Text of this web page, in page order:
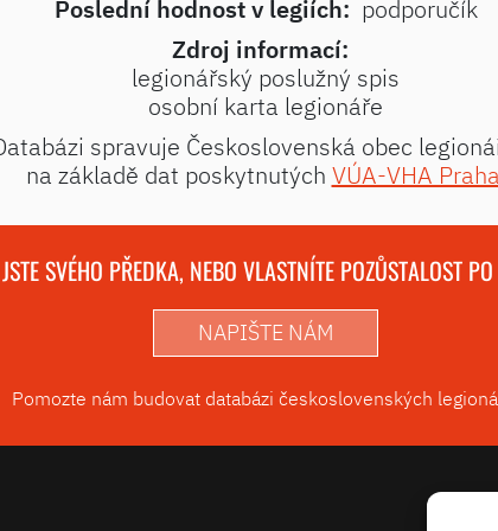
Poslední hodnost v legiích: podporučík
Zdroj informací:
legionářský poslužný spis
osobní karta legionáře
spravuje Československá obec
na základě dat poskytnutých VÚA-VHA Praha
SVÉHO PŘEDKA, NEBO VLASTNÍTE POZŮSTALOST
NAPIŠTE NÁM
Pomozte nám budovat databázi československých